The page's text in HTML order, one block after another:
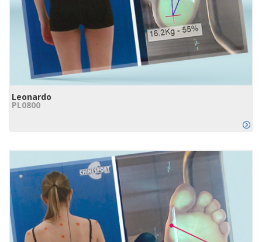
Leonardo
PL0800